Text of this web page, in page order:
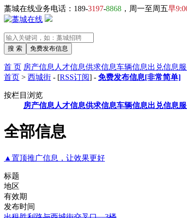
藁城在线业务电话：189-3197-8868 ，周一至周五早
首 页 房产信息 人才信息供求信息车辆信息出兑信息
首页 > 西城街 - [RSS订阅] - 免费发布信息[非常简单]
按栏目浏览
房产信息 人才信息供求信息车辆信息出兑信息
全部信息
▲置顶推广信息，让效果更好
标题
地区
有效期
发布时间